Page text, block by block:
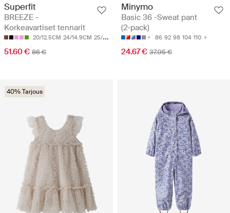
Superfit
BREEZE -
Korkeavartiset tennarit
20/12.5CM 24/14.9CM 25/15.5CM 26/16.1CM 28/17.4CM
51.60 € 86 €
Minymo
Basic 36 -Sweat pant
(2-pack)
86 92 98 104 110
24.67 € 37.95 €
40% Tarjous